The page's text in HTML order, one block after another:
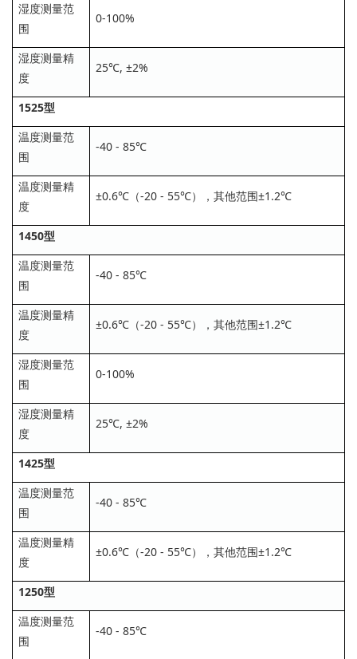
湿度测量范
围
0-100%
湿度测量精
度
25℃, ±2%
1525型
温度测量范
围
-40 - 85℃
温度测量精
度
±0.6℃（-20 - 55℃），其他范围±1.2℃
1450型
温度测量范
围
-40 - 85℃
温度测量精
度
±0.6℃（-20 - 55℃），其他范围±1.2℃
湿度测量范
围
0-100%
湿度测量精
度
25℃, ±2%
1425型
温度测量范
围
-40 - 85℃
温度测量精
度
±0.6℃（-20 - 55℃），其他范围±1.2℃
1250型
温度测量范
围
-40 - 85℃